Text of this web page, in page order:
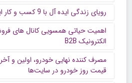
رویای زندگی ایده آل با 9 کسب و کار اینترنتی یا آنلاین
اهمیت حیاتی همسویی کانال های
الکترونیک B2B
مصرف کننده نهایی خودرو، اولین و
قیمت روز خودرو در سایت‌ها